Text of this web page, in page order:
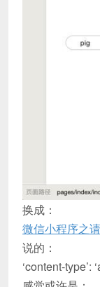
换成：
微信小程序之
说的：
‘content-type’: